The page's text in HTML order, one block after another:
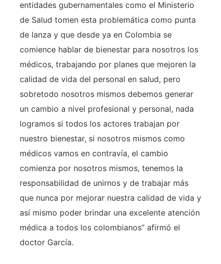
entidades gubernamentales como el Ministerio
de Salud tomen esta problemática como punta
de lanza y que desde ya en Colombia se
comience hablar de bienestar para nosotros los
médicos, trabajando por planes que mejoren la
calidad de vida del personal en salud, pero
sobretodo nosotros mismos debemos generar
un cambio a nivel profesional y personal, nada
logramos si todos los actores trabajan por
nuestro bienestar, si nosotros mismos como
médicos vamos en contravía, el cambio
comienza por nosotros mismos, tenemos la
responsabilidad de unirnos y de trabajar más
que nunca por mejorar nuestra calidad de vida y
así mismo poder brindar una excelente atención
médica a todos los colombianos” afirmó el
doctor García.